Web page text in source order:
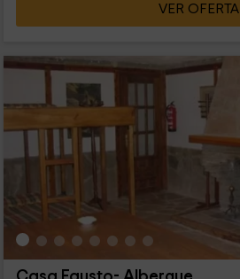
VER OFERTA